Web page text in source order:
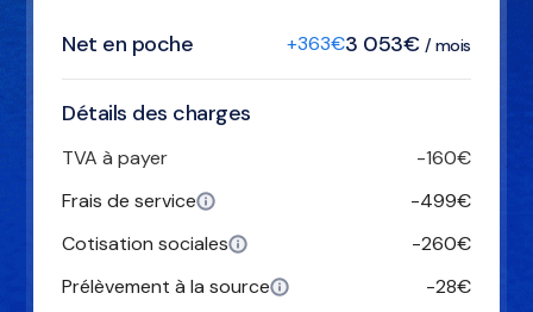
Net en poche +363€3 053€ / mois
Détails des charges
TVA à payer
-160€
Frais de service
-499€
Cotisation sociales
-260€
Prélèvement à la source
-28€